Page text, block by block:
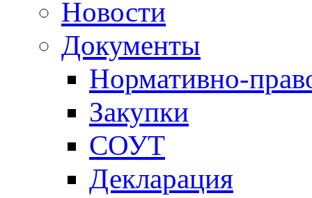
Новости
Документы
Нормативно-
Закупки
СОУТ
Декларация